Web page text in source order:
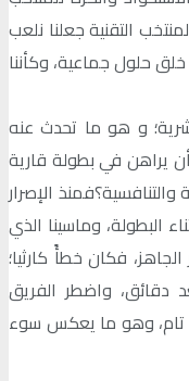
التقنية جعلنا نلعب
حلول جماعية، وكأننا
و هو ما تحدث عنه
يراهن في بطولة قارية
الإصرار
البطولة، وماسينا الذي
فكان خطأً كارثيا؛
دقائق، واضطر الفريق
تام، وهو ما يعكس سوء